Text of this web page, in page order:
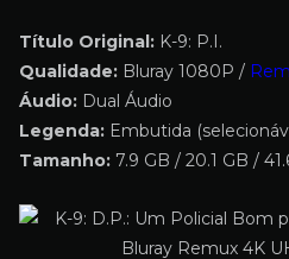
Título Original: K-9: P.I.
Qualidade: Bluray 1080P /
Áudio: Dual Áudio
Legenda: Embutida
Tamanho: 7.9 GB / 20.1 GB /